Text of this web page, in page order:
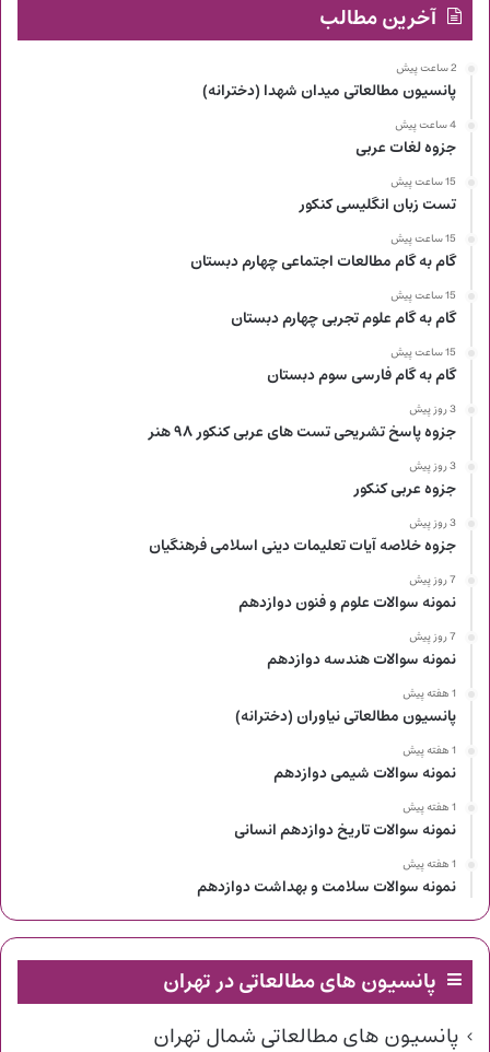
آخرین مطالب
2 ساعت پیش
پانسیون مطالعاتی میدان شهدا (دخترانه)
4 ساعت پیش
جزوه لغات عربی
15 ساعت پیش
تست زبان انگلیسی کنکور
15 ساعت پیش
گام به گام مطالعات اجتماعی چهارم دبستان
15 ساعت پیش
گام به گام علوم تجربی چهارم دبستان
15 ساعت پیش
گام به گام فارسی سوم دبستان
3 روز پیش
جزوه پاسخ تشریحی تست های عربی کنکور ۹۸ هنر
3 روز پیش
جزوه عربی کنکور
3 روز پیش
جزوه خلاصه آیات تعلیمات دینی اسلامی فرهنگیان
7 روز پیش
نمونه سوالات علوم و فنون دوازدهم
7 روز پیش
نمونه سوالات هندسه دوازدهم
1 هفته پیش
پانسیون مطالعاتی نیاوران (دخترانه)
1 هفته پیش
نمونه سوالات شیمی دوازدهم
1 هفته پیش
نمونه سوالات تاریخ دوازدهم انسانی
1 هفته پیش
نمونه سوالات سلامت و بهداشت دوازدهم
پانسیون های مطالعاتی در تهران
پانسیون های مطالعاتی شمال تهران